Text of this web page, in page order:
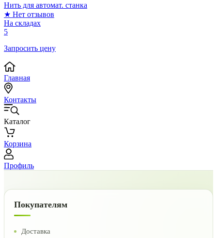
Нить для автомат. станка
★ Нет отзывов
На складах
5
Запросить цену
Главная
Контакты
Каталог
Корзина
Профиль
Покупателям
Доставка